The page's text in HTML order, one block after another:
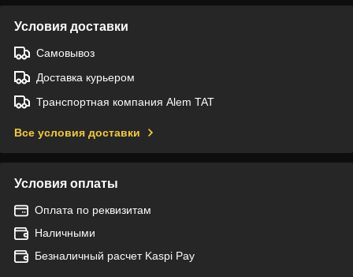
Условия доставки
Самовывоз
Доставка курьером
Транспортная компания Alem TAT
Все условия доставки
Условия оплаты
Оплата по реквизитам
Наличными
Безналичный расчет Kaspi Pay